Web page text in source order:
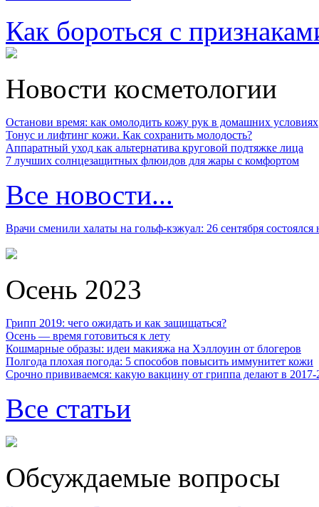
Как бороться с
Новости косметологии
Останови время: как омолодить кожу рук в домашних условиях
Тонус и лифтинг кожи. Как сохранить молодость?
Аппаратный уход как альтернатива круговой подтяжке лица
7 лучших солнцезащитных флюидов для жары с комфортом
Все новости...
Врачи сменили халаты на гольф-кэжуал: 26 сентября
Осень 2023
Грипп 2019: чего ожидать и как защищаться?
Осень — время готовиться к лету
Кошмарные образы: идеи макияжа на Хэллоуин от блогеров
Полгода плохая погода: 5 способов повысить иммунитет кожи
Срочно прививаемся: какую вакцину от гриппа делают в 2017-
Все статьи
Обсуждаемые вопросы